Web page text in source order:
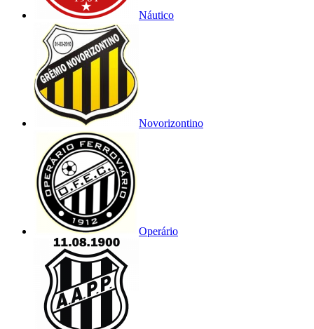
Náutico
Novorizontino
Operário